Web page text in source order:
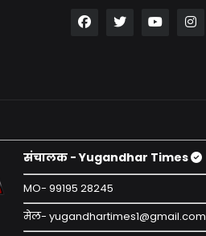
संचालक - Yugandhar Times
MO- 99195 28245
मेल- yugandhartimes1@gmail.com